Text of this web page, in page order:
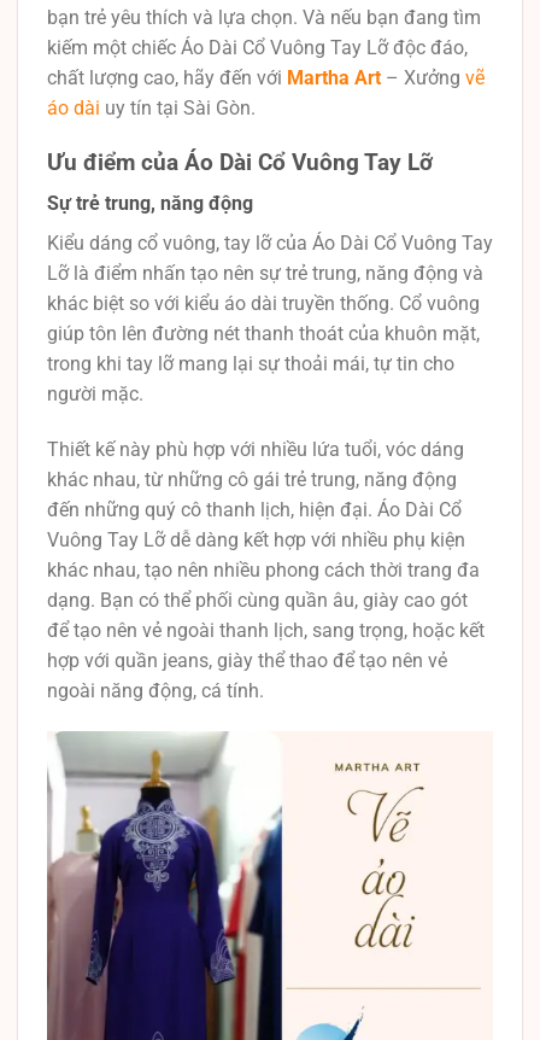
bạn trẻ yêu thích và lựa chọn. Và nếu bạn đang tìm
kiếm một chiếc Áo Dài Cổ Vuông Tay Lỡ độc đáo,
chất lượng cao, hãy đến với Martha Art – Xưởng vẽ
áo dài uy tín tại Sài Gòn.
Ưu điểm của Áo Dài Cổ Vuông Tay Lỡ
Sự trẻ trung, năng động
Kiểu dáng cổ vuông, tay lỡ của Áo Dài Cổ Vuông Tay
Lỡ là điểm nhấn tạo nên sự trẻ trung, năng động và
khác biệt so với kiểu áo dài truyền thống. Cổ vuông
giúp tôn lên đường nét thanh thoát của khuôn mặt,
trong khi tay lỡ mang lại sự thoải mái, tự tin cho
người mặc.
Thiết kế này phù hợp với nhiều lứa tuổi, vóc dáng
khác nhau, từ những cô gái trẻ trung, năng động
đến những quý cô thanh lịch, hiện đại. Áo Dài Cổ
Vuông Tay Lỡ dễ dàng kết hợp với nhiều phụ kiện
khác nhau, tạo nên nhiều phong cách thời trang đa
dạng. Bạn có thể phối cùng quần âu, giày cao gót
để tạo nên vẻ ngoài thanh lịch, sang trọng, hoặc kết
hợp với quần jeans, giày thể thao để tạo nên vẻ
ngoài năng động, cá tính.